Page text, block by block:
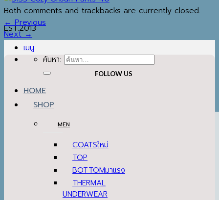
EST.2013
เมนู
ค้นหา:
HOME
SHOP
MEN
COATS
TOP
BOTTOM
THERMAL
UNDERWEAR
Both comments and trackbacks are currently closed.
←Previous
Next→
FOLLOW US